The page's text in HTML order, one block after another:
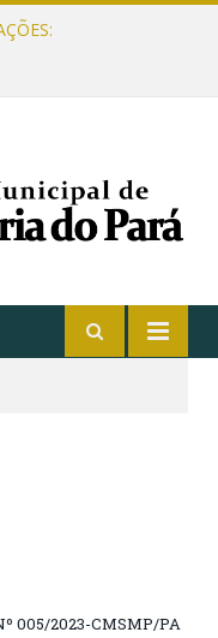
005/2023-CMSMP/PA